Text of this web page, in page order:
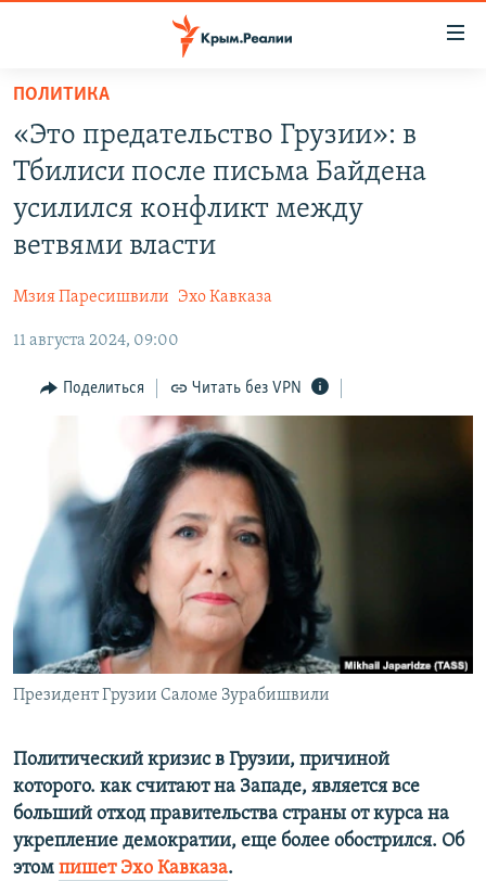
Вернуться
основному
содержанию
главной
Вернутся
СПЕЦПРОЕКТЫ
ИНТЕРАКТИВ
ИНФОГРАФИКА
ТЕЛЕПРОЕКТ КРЫМ.РЕАЛИИ
СОВЕТЫ ПРАВОЗАЩИТНИКОВ
ПРОПАВШИЕ БЕЗ ВЕСТИ
ПОБЕДИТЕЛЕЙ НЕ СУДЯТ?
КРЫМ.НЕПОКОРЕННЫЙ
УКРАИНСКАЯ ПРОБЛЕМА КРЫМА
РАДІО СВОБОДА
КАК ОБОЙТИ БЛОКИРОВКУ
ПРИСОЕДИНЯЙТЕСЬ!
Все сайты RFE/RL
ПОЛИТИКА
«Это предательство Грузии»: в
Тбилиси после письма Байдена
усилился конфликт между
ветвями власти
Мзия Паресишвили Эхо Кавказа
11 августа 2024, 09:00
Поделиться Читать без VPN
Президент Грузии Саломе Зурабишвили
Политический кризис в Грузии, причиной
которого. как считают на Западе, является все
больший отход правительства страны от курса на
укрепление демократии, еще более обострился. Об
этом пишет Эхо Кавказа.